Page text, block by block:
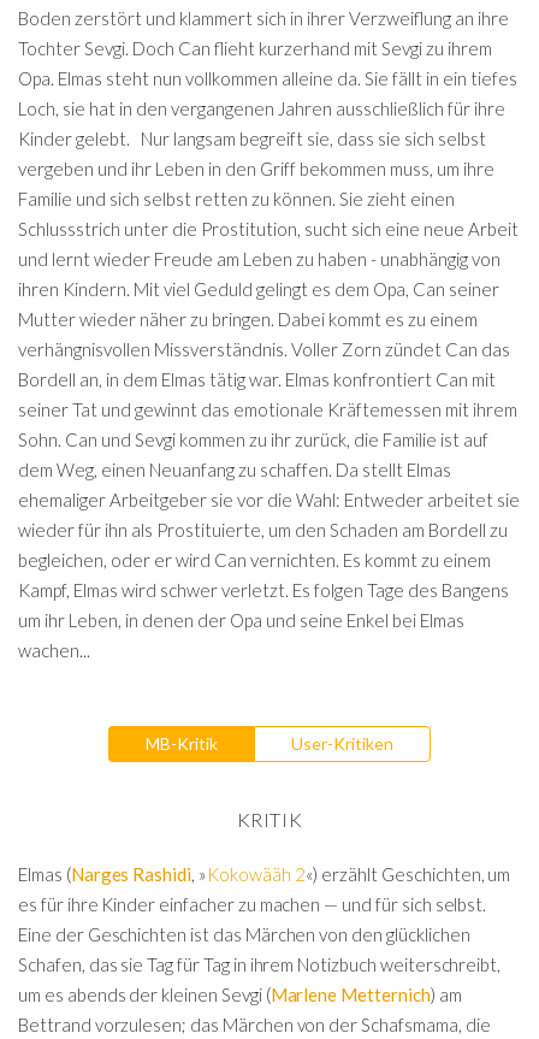
Boden zerstört und klammert sich in ihrer Verzweiflung an ihre
Tochter Sevgi. Doch Can flieht kurzerhand mit Sevgi zu ihrem
Opa. Elmas steht nun vollkommen alleine da. Sie fällt in ein tiefes
Loch, sie hat in den vergangenen Jahren ausschließlich für ihre
Kinder gelebt. Nur langsam begreift sie, dass sie sich selbst
vergeben und ihr Leben in den Griff bekommen muss, um ihre
Familie und sich selbst retten zu können. Sie zieht einen
Schlussstrich unter die Prostitution, sucht sich eine neue Arbeit
und lernt wieder Freude am Leben zu haben - unabhängig von
ihren Kindern. Mit viel Geduld gelingt es dem Opa, Can seiner
Mutter wieder näher zu bringen. Dabei kommt es zu einem
verhängnisvollen Missverständnis. Voller Zorn zündet Can das
Bordell an, in dem Elmas tätig war. Elmas konfrontiert Can mit
seiner Tat und gewinnt das emotionale Kräftemessen mit ihrem
Sohn. Can und Sevgi kommen zu ihr zurück, die Familie ist auf
dem Weg, einen Neuanfang zu schaffen. Da stellt Elmas
ehemaliger Arbeitgeber sie vor die Wahl: Entweder arbeitet sie
wieder für ihn als Prostituierte, um den Schaden am Bordell zu
begleichen, oder er wird Can vernichten. Es kommt zu einem
Kampf, Elmas wird schwer verletzt. Es folgen Tage des Bangens
um ihr Leben, in denen der Opa und seine Enkel bei Elmas
wachen...
MB-Kritik User-Kritiken
KRITIK
Elmas (Narges Rashidi , »Kokowääh 2«) erzählt Geschichten, um
es für ihre Kinder einfacher zu machen — und für sich selbst.
Eine der Geschichten ist das Märchen von den glücklichen
Schafen, das sie Tag für Tag in ihrem Notizbuch weiterschreibt,
um es abends der kleinen Sevgi (Marlene Metternich) am
Bettrand vorzulesen; das Märchen von der Schafsmama, die